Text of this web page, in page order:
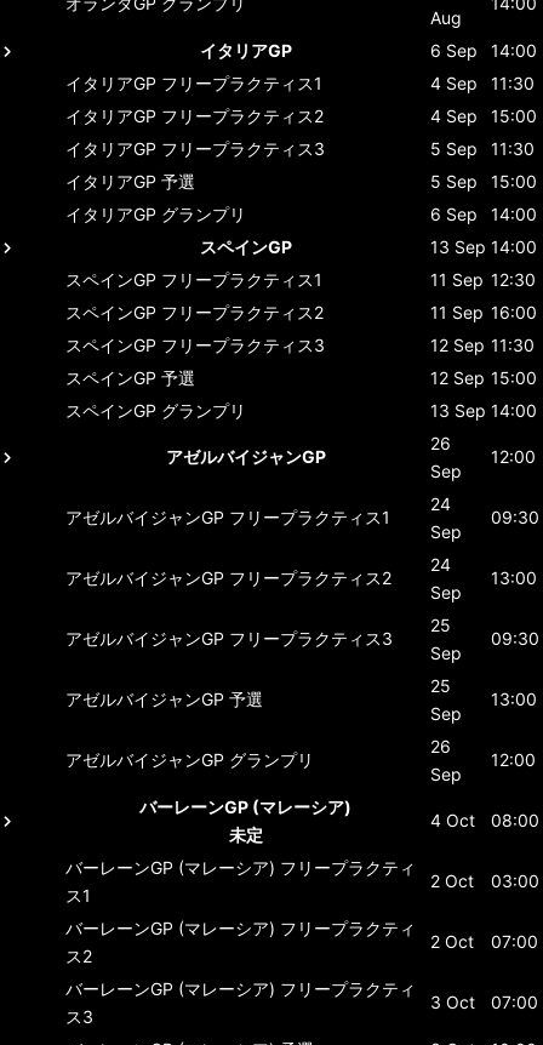
Aug
イタリアGP 6 Sep
14:00
イタリアGP フリープラクティス1 4 Sep
11:30
イタリアGP フリープラクティス2 4 Sep
15:00
イタリアGP フリープラクティス3 5 Sep
11:30
イタリアGP 予選 5 Sep
15:00
イタリアGP グランプリ 6 Sep
14:00
スペインGP
13 Sep 14:00
スペインGP フリープラクティス1 11 Sep 12:30
スペインGP フリープラクティス2 11 Sep 16:00
スペインGP フリープラクティス3 12 Sep 11:30
スペインGP 予選 12 Sep 15:00
スペインGP グランプリ 13 Sep 14:00
アゼルバイジャンGP
26
Sep
12:00
アゼルバイジャンGP フリープラクティス1
24
Sep
09:30
アゼルバイジャンGP フリープラクティス2
24
Sep
13:00
アゼルバイジャンGP フリープラクティス3
25
Sep
09:30
アゼルバイジャンGP 予選
25
Sep
13:00
アゼルバイジャンGP グランプリ
26
Sep
12:00
バーレーンGP (マレーシア)
未定
4 Oct 08:00
バーレーンGP (マレーシア) フリープラクティ
ス1
2 Oct 03:00
バーレーンGP (マレーシア) フリープラクティ
ス2
2 Oct 07:00
バーレーンGP (マレーシア) フリープラクティ
ス3
3 Oct 07:00